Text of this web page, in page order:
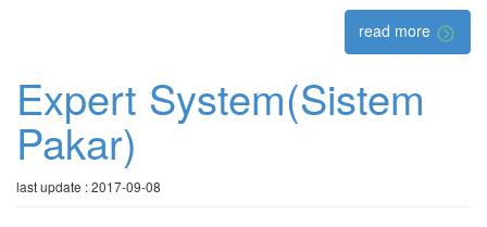
read more
Expert System(Sistem
Pakar)
last update : 2017-09-08